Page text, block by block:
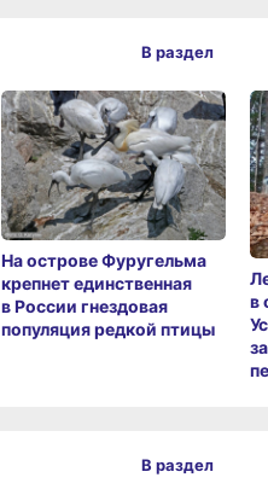
На острове Фуругельма
крепнет единственная
в России гнездовая
популяция редкой птицы
в
В раздел
В раздел